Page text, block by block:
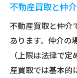
不動産買取と仲
不動産買取と仲介
あります。仲介の
（上限は法律で
産買取では基本的